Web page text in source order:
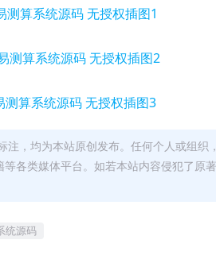
注，均为本站原创发布。任何个人或组织
各类媒体平台。如若本站内容侵犯了原
统源码